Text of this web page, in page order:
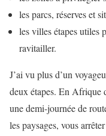
les parcs, réserves et
les villes étapes utiles
ravitailler.
J’ai vu plus d’un
deux étapes. En Afrique
une demi-journée de
les paysages, vous